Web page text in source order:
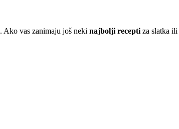
Ako vas zanimaju još neki najbolji recepti za slatka ili